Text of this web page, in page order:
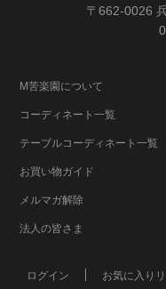
〒662-0026
M苦楽園について
コーディネート一覧
テーブルコーディネート一覧
お買い物ガイド
メルマガ解除
法人の皆さま
ログイン お気に入り